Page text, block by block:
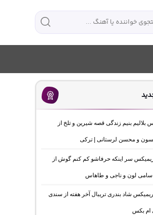
بلالیم بنیم زندگی قصه شیرین و تلخ از
و محسن لرستانی | ترکی
ریمیکس سر اینکه حرفاشو کم کنم گوش از
لون و ناجی و طاهاس
ریمیکس شاد بندری تریبال آخر هفته از سندی
ام بکس